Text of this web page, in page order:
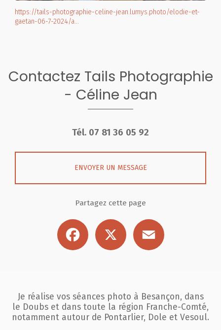
https://tails-photographie-celine-jean.lumys.photo/elodie-et-
gaetan-06-7-2024/a…
Contactez Tails Photographie
- Céline Jean
Tél. 07 81 36 05 92
ENVOYER UN MESSAGE
Partagez cette page
Facebook
Je réalise vos séances photo à Besançon, dans
le Doubs et dans toute la région Franche-Comté,
notamment autour de Pontarlier, Dole et Vesoul.